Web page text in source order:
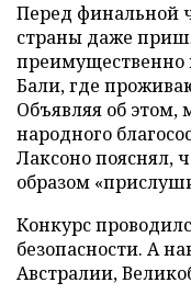
Перед финальной
страны даже
Бали, где
Объявляя об этом,
народного
Лаксоно пояснял,
образом
Конкурс
безопасности. А
Австралии,